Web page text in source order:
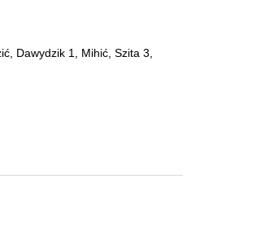
Dawydzik 1, Mihić, Szita 3,